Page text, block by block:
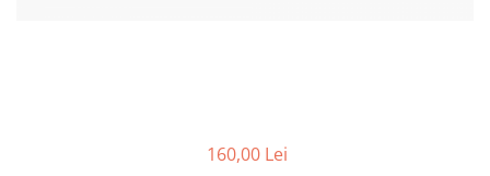
160,00 Lei